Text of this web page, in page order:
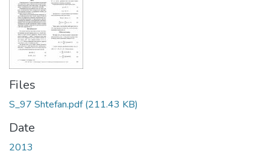
Files
S_97 Shtefan.pdf(211.43 KB)
Date
2013